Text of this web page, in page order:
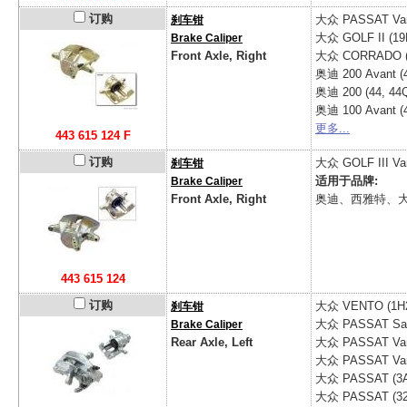
订购
443 615 124 F
刹车钳
Brake Caliper
Front Axle, Right
大众 PASSAT
大众 GOLF II
大众 CORRADO
奥迪 200 Avant
奥迪 200 (44,
奥迪 100 Avant
更多...
订购
443 615 124
刹车钳
Brake Caliper
Front Axle, Right
大众 GOLF III
适用于品牌:
奥迪、西雅特、
订购
刹车钳
Brake Caliper
Rear Axle, Left
大众 VENTO
大众 PASSAT
大众 PASSAT
大众 PASSAT
大众 PASSAT
大众 PASSAT